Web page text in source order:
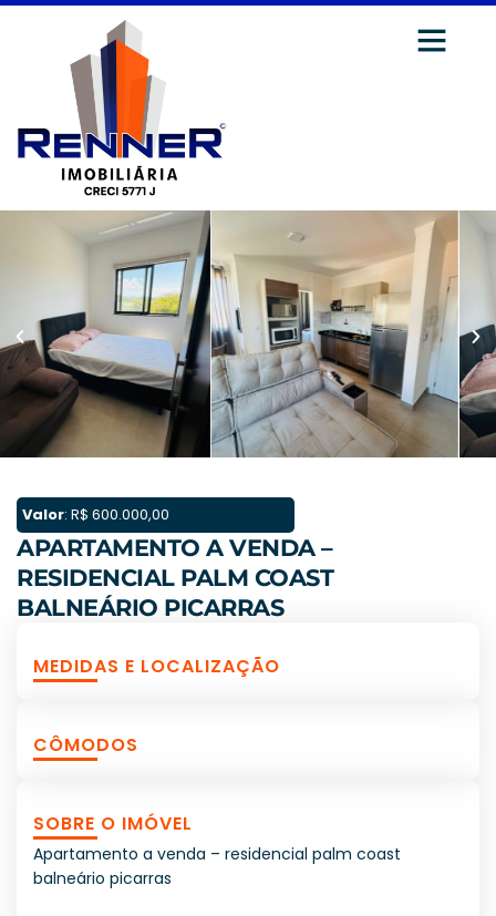
Valor: R$ 600.000,00
APARTAMENTO A VENDA –
RESIDENCIAL PALM COAST
BALNEÁRIO PICARRAS
MEDIDAS E LOCALIZAÇÃO
CÔMODOS
SOBRE O IMÓVEL
Apartamento a venda – residencial palm coast
balneário picarras